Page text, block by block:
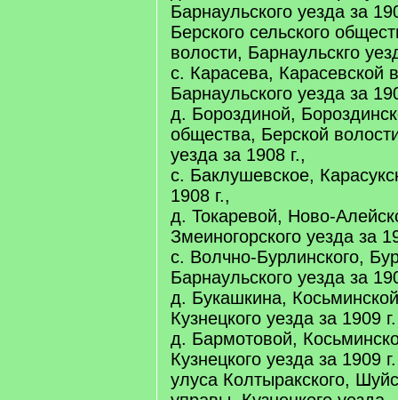
Барнаульского уезда за
Берского сельского
волости, Барнаульскго
с. Карасева, Карасевской
Барнаульского уезда за
д. Бороздиной,
общества, Берской
уезда за 1908 г.,
с. Баклушевское,
1908 г.,
д. Токаревой, Ново-
Змеиногорского уезда за
с. Волчно-Бурлинского,
Барнаульского уезда за
д. Букашкина,
Кузнецкого уезда за 1909 г.
д. Бармотовой,
Кузнецкого уезда за 1909 г.
улуса Колтыракского,